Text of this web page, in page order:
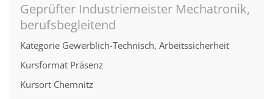
Geprüfter Industriemeister Mechatronik,
berufsbegleitend
Kategorie Gewerblich-Technisch, Arbeitssicherheit
Kursformat Präsenz
Kursort Chemnitz